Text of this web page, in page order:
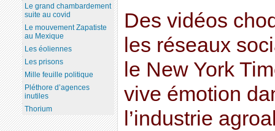
Des vidéos
les réseaux
le New York
vive émotion
l’industrie
Le grand chambardement
suite au covid
Le mouvement Zapatiste
au Mexique
Les éoliennes
Les prisons
Mille feuille politique
Pléthore d’agences
inutiles
Thorium